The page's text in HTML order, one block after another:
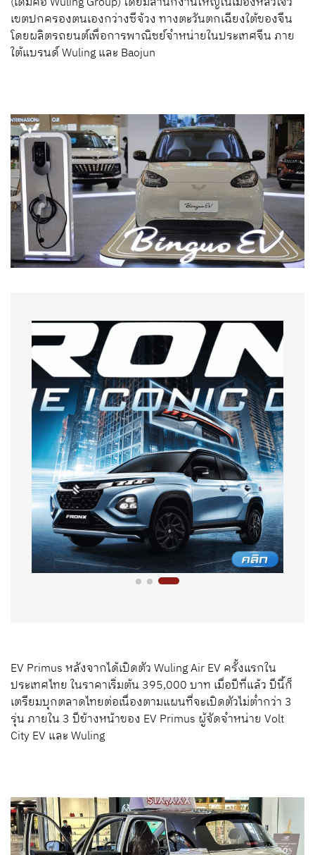
เขตปกครองตนเองกว่างซีจ้วง ทางตะวันตกเฉียงใต้ของจีน
โดยผลิตรถยนต์เพื่อการพาณิชย์จำหน่ายในประเทศจีน ภาย
ใต้แบรนด์ Wuling และ Baojun
EV Primus หลังจากได้เปิดตัว Wuling Air EV ครั้งแรกใน
ประเทศไทย ในราคาเริ่มต้น 395,000 บาท เมื่อปีที่แล้ว ปีนี้ก็
เตรียมบุกตลาดไทยต่อเนื่องตามแผนที่จะเปิดตัวไม่ต่ำกว่า 3
รุ่น ภายใน 3 ปีข้างหน้าของ EV Primus ผู้จัดจำหน่าย Volt
City EV และ Wuling